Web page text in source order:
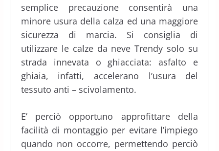
semplice precauzione consentirà una
minore usura della calza ed una maggiore
sicurezza di marcia. Si consiglia di
utilizzare le calze da neve Trendy solo su
strada innevata o ghiacciata: asfalto e
ghiaia, infatti, accelerano l’usura del
tessuto anti – scivolamento.
E’ perciò opportuno approfittare della
facilità di montaggio per evitare l’impiego
quando non occorre, permettendo perciò